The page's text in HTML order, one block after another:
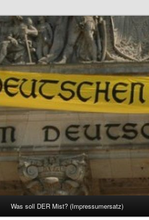
Was soll DER Mist? (Impressumersatz)